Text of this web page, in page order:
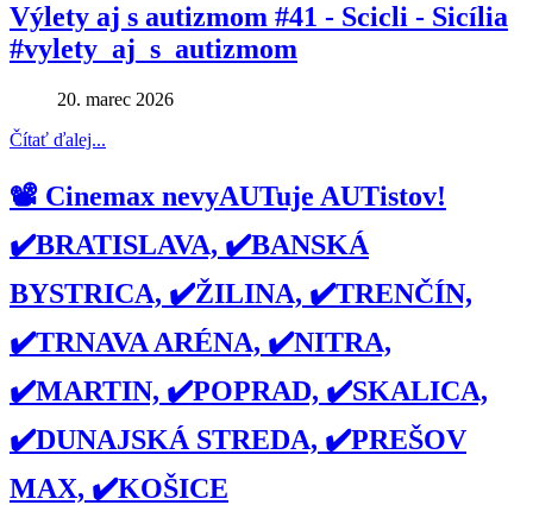
Výlety aj s autizmom #41 - Scicli - Sicília
#vylety_aj_s_autizmom
20. marec 2026
Čítať ďalej...
📽 Cinemax nevyAUTuje AUTistov!
✔️BRATISLAVA, ✔️BANSKÁ
BYSTRICA, ✔️ŽILINA, ✔️TRENČÍN,
✔️TRNAVA ARÉNA, ✔️NITRA,
✔️MARTIN, ✔️POPRAD, ✔️SKALICA,
✔️DUNAJSKÁ STREDA, ✔️PREŠOV
MAX, ✔️KOŠICE